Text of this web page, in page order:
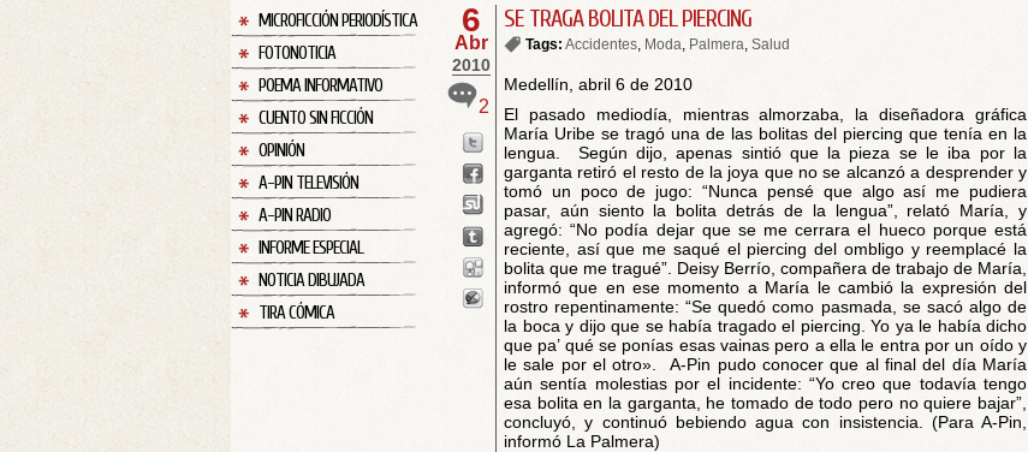
MICROFICCIÓN PERIODÍSTICA
FOTONOTICIA
POEMA INFORMATIVO
CUENTO SIN FICCIÓN
OPINIÓN
A-PIN TELEVISIÓN
A-PIN RADIO
INFORME ESPECIAL
NOTICIA DIBUJADA
TIRA CÓMICA
6
Abr
2010
2
SE TRAGA BOLITA DEL PIERCING
Tags: Accidentes, Moda, Palmera, Salud
Medellín, abril 6 de 2010
El pasado mediodía, mientras almorzaba, la diseñadora gráfica
María Uribe se tragó una de las bolitas del piercing que tenía en la
lengua. Según dijo, apenas sintió que la pieza se le iba por la
garganta retiró el resto de la joya que no se alcanzó a desprender y
tomó un poco de jugo: “Nunca pensé que algo así me pudiera
pasar, aún siento la bolita detrás de la lengua”, relató María, y
agregó: “No podía dejar que se me cerrara el hueco porque está
reciente, así que me saqué el piercing del ombligo y reemplacé la
bolita que me tragué”. Deisy Berrío, compañera de trabajo de María,
informó que en ese momento a María le cambió la expresión del
rostro repentinamente: “Se quedó como pasmada, se sacó algo de
la boca y dijo que se había tragado el piercing. Yo ya le había dicho
que pa’ qué se ponías esas vainas pero a ella le entra por un oído y
le sale por el otro». A-Pin pudo conocer que al final del día María
aún sentía molestias por el incidente: “Yo creo que todavía tengo
esa bolita en la garganta, he tomado de todo pero no quiere bajar”,
concluyó, y continuó bebiendo agua con insistencia. (Para A-Pin,
informó La Palmera)